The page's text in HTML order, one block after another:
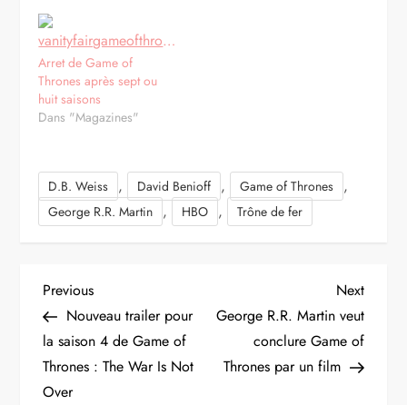
Arret de Game of
Thrones après sept ou
huit saisons
Dans "Magazines"
D.B. Weiss , David Benioff , Game of Thrones ,
George R.R. Martin , HBO , Trône de fer
N
a
v
Previous
Post
Previous
Nouveau trailer pour
la saison 4 de Game of
Thrones : The War Is Not
Over
Next
Post
Next
George R.R. Martin veut
conclure Game of
Thrones par un film